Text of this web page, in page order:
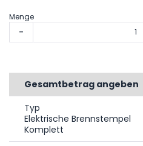
Menge
-
Gesamtbetrag angeben
Typ
Elektrische Brennstempel
Komplett